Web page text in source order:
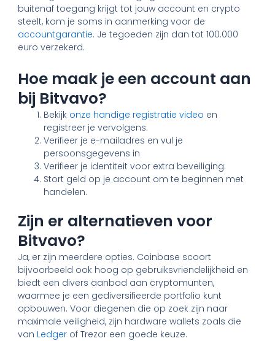
buitenaf toegang krijgt tot jouw account en crypto
steelt, kom je soms in aanmerking voor de
accountgarantie. Je tegoeden zijn dan tot 100.000
euro verzekerd.
Hoe maak je een account aan
bij Bitvavo?
Bekijk onze handige registratie video en
registreer je vervolgens.
Verifieer je e-mailadres en vul je
persoonsgegevens in
Verifieer je identiteit voor extra beveiliging.
Stort geld op je account om te beginnen met
handelen.
Zijn er alternatieven voor
Bitvavo?
Ja, er zijn meerdere opties. Coinbase scoort
bijvoorbeeld ook hoog op gebruiksvriendelijkheid en
biedt een divers aanbod aan cryptomunten,
waarmee je een gediversifieerde portfolio kunt
opbouwen. Voor diegenen die op zoek zijn naar
maximale veiligheid, zijn hardware wallets zoals die
van Ledger of Trezor een goede keuze.